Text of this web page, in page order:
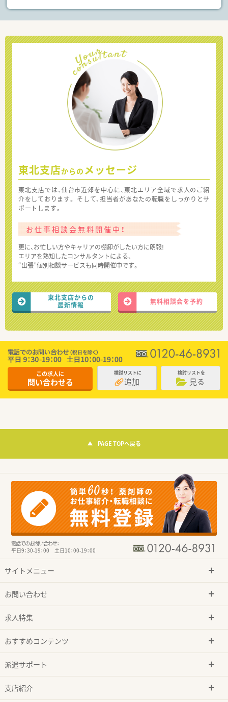
東北支店からの メッセージ
東北支店では、仙台市近郊を中心に、東北エリア全域で求人のご紹
介をしております。 そして、担当者があなたの転職をしっかりとサ
ポートします。
お仕事相談会無料開催中！
更に、お忙しい方やキャリアの棚卸がしたい方に朗報!
エリアを熟知したコンサルタントによる、
“出張”個別相談サービスも同時開催中です。
東北支店からの
最新情報
無料相談会を予約
この求人に
問い合わせる
検討リストに
追加
検討リストを
見る
PAGE TOPへ戻る
電話でのお問い合わせ：
平日9：30-19：00 土日10：00-19：00
サイトメニュー
お問い合わせ
求人特集
おすすめコンテンツ
派遣サポート
支店紹介